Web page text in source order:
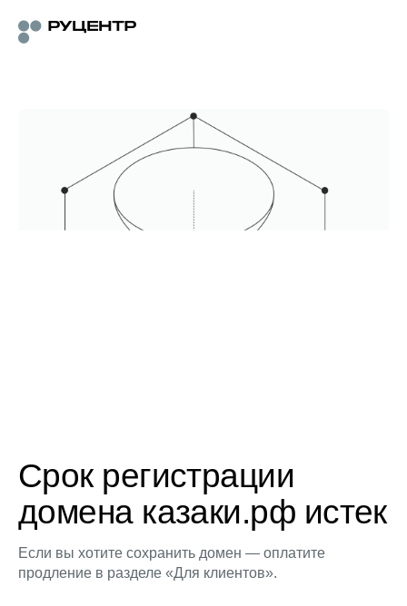
Срок регистрации
домена казаки.рф истек
Если вы хотите сохранить домен — оплатите
продление в разделе «Для клиентов».